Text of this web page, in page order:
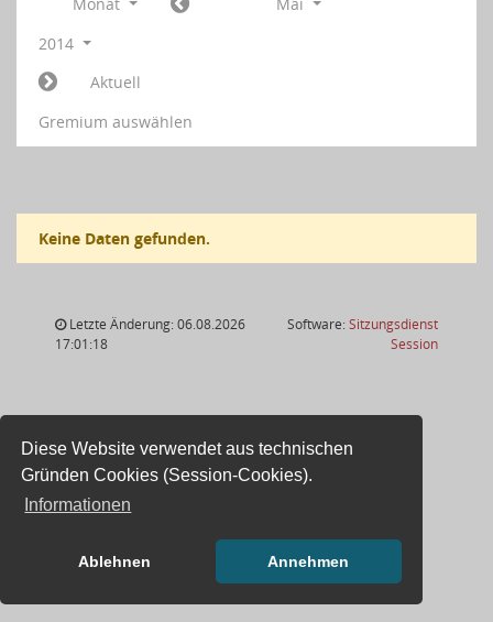
Diese Website verwendet aus technischen
Gründen Cookies (Session-Cookies).
Informationen
Ablehnen Annehmen
2014
Aktuell
Gremium auswählen
Keine Daten gefunden.
Letzte Änderung: 06.08.2026
17:01:18
Software:Sitzungsdienst
Session(Wird in